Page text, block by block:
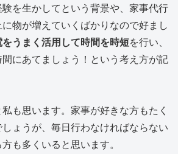
を生かしてという背景や、家事代行
物が増えていくばかりなので好まし
うまく活用して時間を時短を行い、
にあてましょう！という考え方が記
も思います。家事が好きな方もたく
ょうが、毎日行わなければならない
も多くいると思います。